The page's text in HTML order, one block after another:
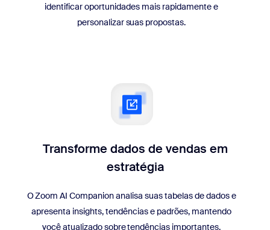
identificar oportunidades mais rapidamente e
personalizar suas propostas.
Transforme dados de vendas em
estratégia
O Zoom AI Companion analisa suas tabelas de dados e
apresenta insights, tendências e padrões, mantendo
você atualizado sobre tendências importantes,